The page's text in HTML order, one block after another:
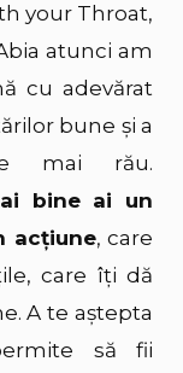
your Throat,
atunci am
cu adevărat
bune și a
mai rău.
bine ai un
acțiune, care
care îți dă
A te aștepta
să fii